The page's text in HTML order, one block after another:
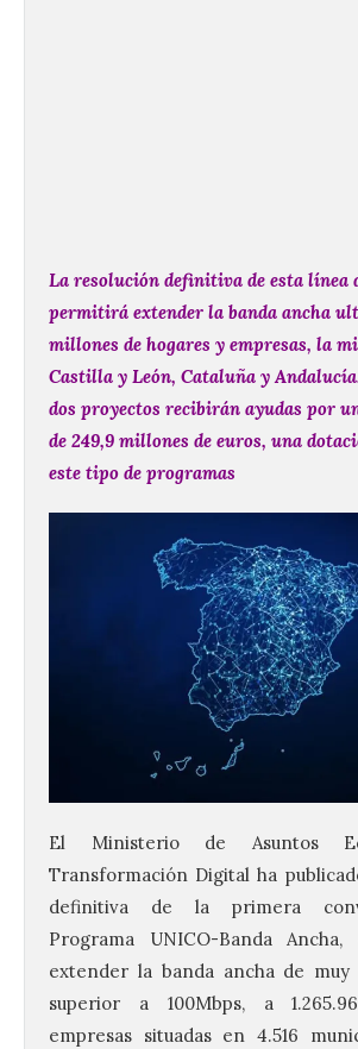
La resolución definitiva de esta línea
permitirá extender la banda ancha
millones de hogares y empresas, la
Castilla y León, Cataluña y
dos proyectos recibirán ayudas por
de 249,9 millones de euros, una
este tipo de programas
El Ministerio de Asuntos
Transformación Digital ha
definitiva de la primera
Programa UNICO-Banda
extender la banda ancha de muy
superior a 100Mbps, a
empresas situadas en 4.516